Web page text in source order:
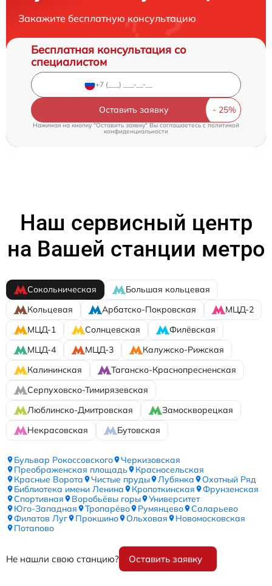
Закажите бесплатную консультацию
Бесплатная консультация со
специалистом
Оставить заявку
Нажимая на кнопку "Оставить заявку" Вы соглашаетесь cполитикой
конфиденциальности
Наш сервисный центр
на Вашей станции метро
Сокольническая
Большая кольцевая
Кольцевая
Арбатско-Покровская
МЦД-2
МЦД-1
Солнцевская
Филёвская
МЦД-4
МЦД-3
Калужско-Рижская
Калининская
Таганско-Краснопресненская
Серпуховско-Тимирязевская
Люблинско-Дмитровская
Замоскворецкая
Некрасовская
Бутовская
Бульвар Рокоссовского
Черкизовская
Преображенская площадь
Красносельская
Красные Ворота
Чистые пруды Лубянка
Охотный Ряд
Библиотека имени Ленина
Кропоткинская
Фрунзенская
Спортивная
Воробьёвы горы
Университет
Юго-Западная
Тропарёво Румянцево
Саларьево
Филатов Луг
Прокшино Ольховая
Новомосковская
Потапово
Не нашли свою станцию? Оставить заявку